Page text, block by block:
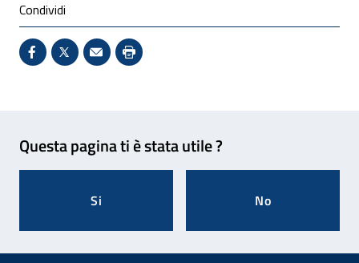
Condividi
Condividi su Facebook - Sito esterno - Apertura in
X - Sito esterno - Apertura in nuova finestra
Invio Mail: apre il programma di posta
Stampa pagina: scelta meno
Questa pagina ti è stata utile ?
Si No